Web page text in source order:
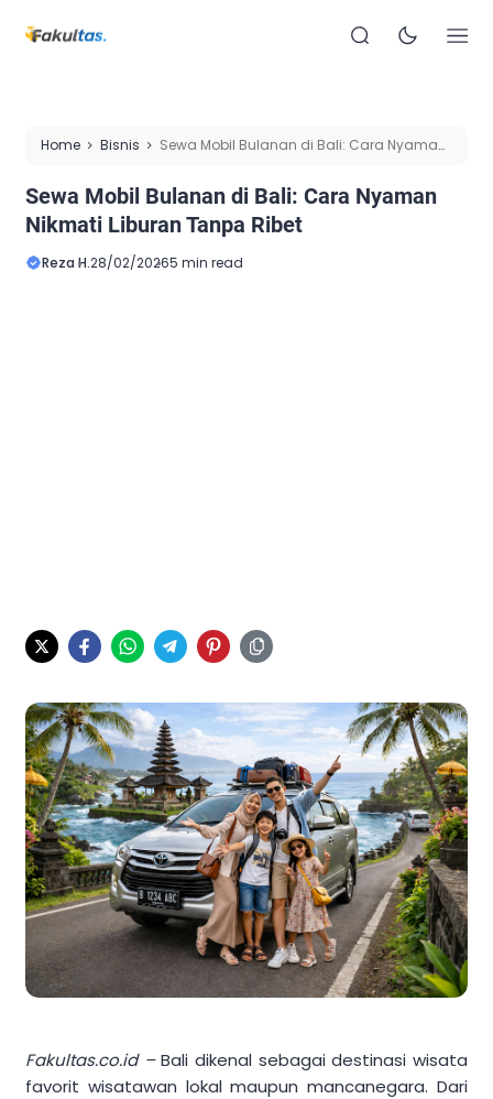
Home Bisnis
Sewa Mobil Bulanan di Bali: Cara Nyaman
Sewa Mobil Bulanan di Bali: Cara Nyaman
Nikmati Liburan Tanpa Ribet
Reza H.28/02/20265 min read
Fakultas.co.id –Bali dikenal sebagai destinasi wisata
favorit wisatawan lokal maupun mancanegara. Dari